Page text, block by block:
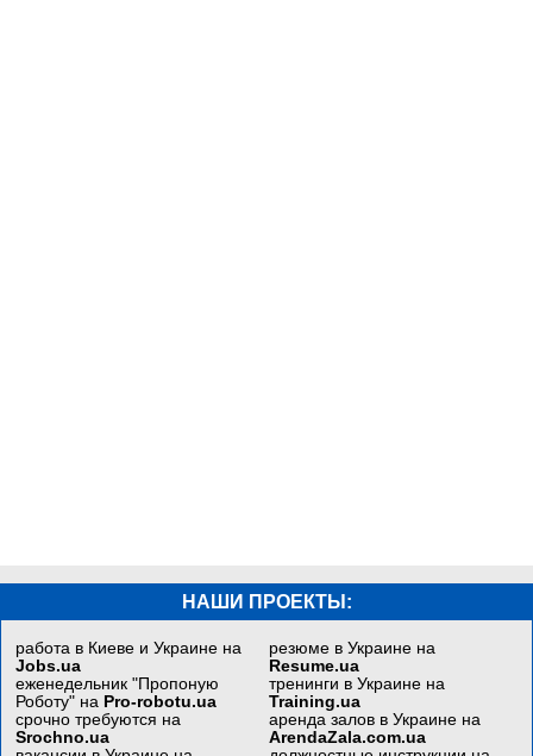
НАШИ ПРОЕКТЫ:
работа в Киеве и Украине на
Jobs.ua
еженедельник "Пропоную
Роботу" на Pro-robotu.ua
срочно требуются на
Srochno.ua
резюме в Украине на
Resume.ua
тренинги в Украине на
Training.ua
аренда залов в Украине на
ArendaZala.com.ua